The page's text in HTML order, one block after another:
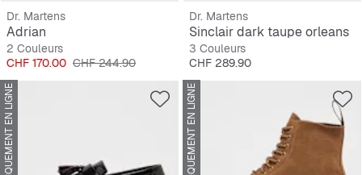
Dr. Martens
Adrian
2 Couleurs
Prix
CHF 170.00 Prix original
CHF 244.90
Dr. Martens
Sinclair dark taupe orleans
3 Couleurs
Prix
CHF 289.90
UNIQUEMENT EN LIGNE UNIQUEMENT EN LIGNE